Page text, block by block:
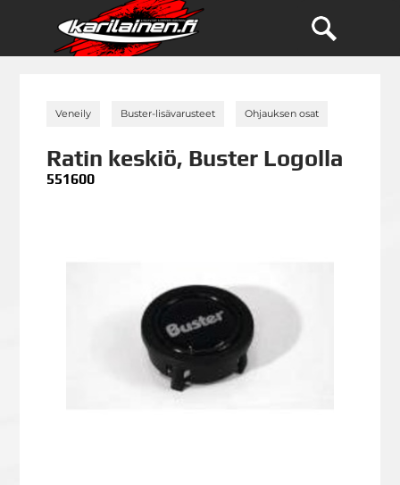
Veneily Buster-lisävarusteet Ohjauksen osat
Ratin keskiö, Buster Logolla
551600